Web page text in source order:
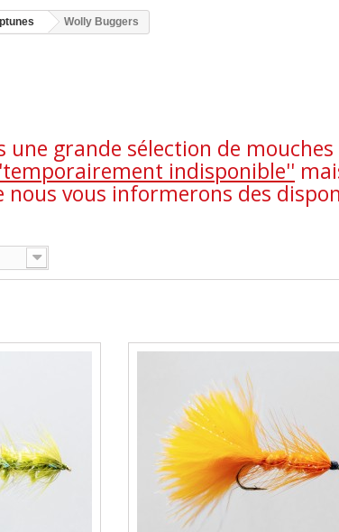
Wolly Buggers
une grande sélection de
indisponible''
nous vous informerons des